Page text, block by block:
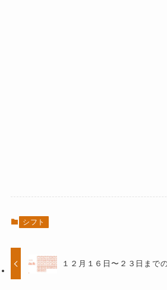
シフト
１２月１６日〜２３日まで